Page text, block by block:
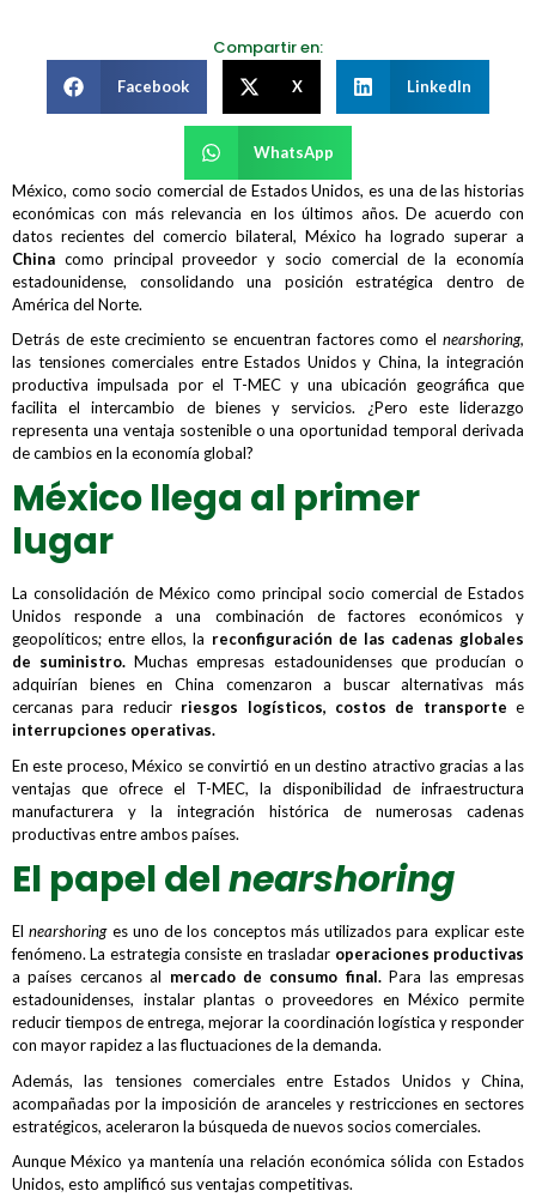
Compartir en:
Facebook X LinkedIn
WhatsApp
México, como socio comercial de Estados Unidos, es una de las historias
económicas con más relevancia en los últimos años. De acuerdo con
datos recientes del comercio bilateral, México ha logrado superar a
China como principal proveedor y socio comercial de la economía
estadounidense, consolidando una posición estratégica dentro de
América del Norte.
Detrás de este crecimiento se encuentran factores como el nearshoring,
las tensiones comerciales entre Estados Unidos y China, la integración
productiva impulsada por el T-MEC y una ubicación geográfica que
facilita el intercambio de bienes y servicios. ¿Pero este liderazgo
representa una ventaja sostenible o una oportunidad temporal derivada
de cambios en la economía global?
México llega al primer
lugar
La consolidación de México como principal socio comercial de Estados
Unidos responde a una combinación de factores económicos y
geopolíticos; entre ellos, la reconfiguración de las cadenas globales
de suministro. Muchas empresas estadounidenses que producían o
adquirían bienes en China comenzaron a buscar alternativas más
cercanas para reducir riesgos logísticos, costos de transporte e
interrupciones operativas.
En este proceso, México se convirtió en un destino atractivo gracias a las
ventajas que ofrece el T-MEC, la disponibilidad de infraestructura
manufacturera y la integración histórica de numerosas cadenas
productivas entre ambos países.
El papel delnearshoring
Elnearshoringes uno de los conceptos más utilizados para explicar este
fenómeno. La estrategia consiste en trasladar operaciones productivas
a países cercanos al mercado de consumo final.Para las empresas
estadounidenses, instalar plantas o proveedores en México permite
reducir tiempos de entrega, mejorar la coordinación logística y responder
con mayor rapidez a las fluctuaciones de la demanda.
Además, las tensiones comerciales entre Estados Unidos y China,
acompañadas por la imposición de aranceles y restricciones en sectores
estratégicos, aceleraron la búsqueda de nuevos socios comerciales.
Aunque México ya mantenía una relación económica sólida con Estados
Unidos, esto amplificó sus ventajas competitivas.